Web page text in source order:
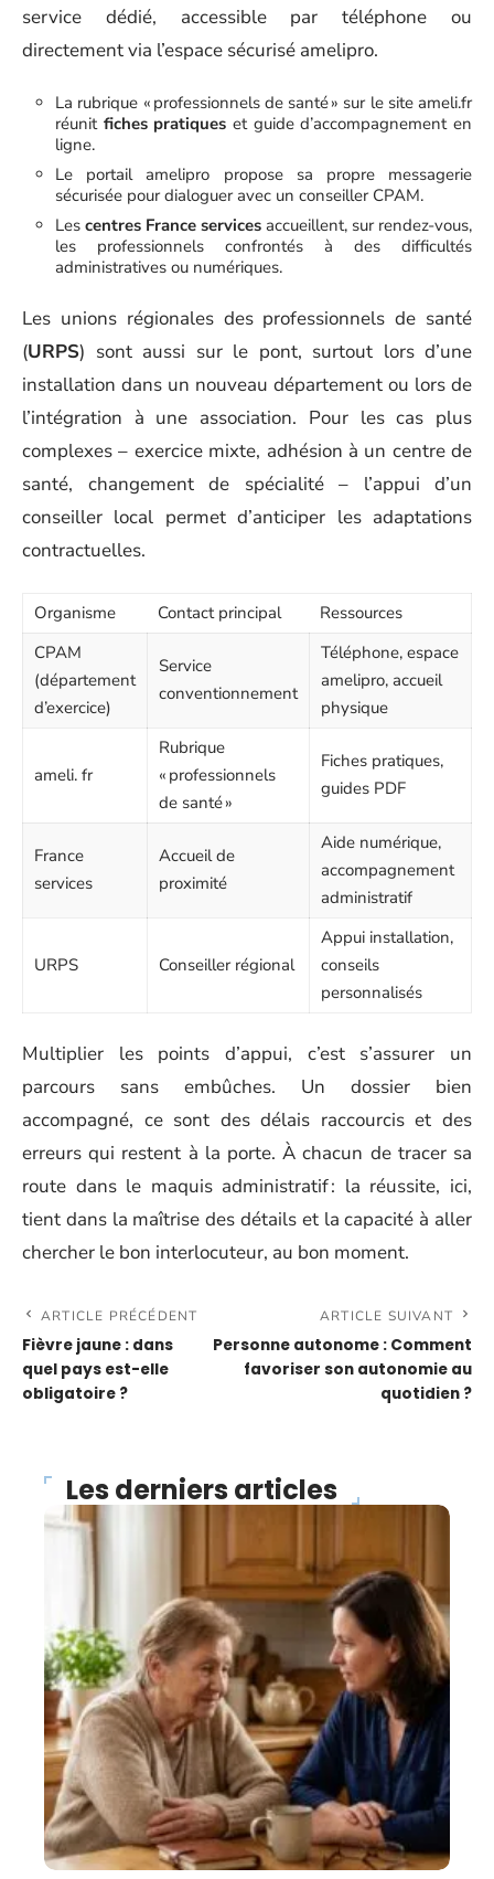
service dédié, accessible par téléphone ou
directement via l’espace sécurisé amelipro.
La rubrique « professionnels de santé » sur le site ameli.fr
réunit fiches pratiques et guide d’accompagnement en
ligne.
Le portail amelipro propose sa propre messagerie
sécurisée pour dialoguer avec un conseiller CPAM.
Les centres France services accueillent, sur rendez-vous,
les professionnels confrontés à des difficultés
administratives ou numériques.
Les unions régionales des professionnels de santé
(URPS) sont aussi sur le pont, surtout lors d’une
installation dans un nouveau département ou lors de
l’intégration à une association. Pour les cas plus
complexes – exercice mixte, adhésion à un centre de
santé, changement de spécialité – l’appui d’un
conseiller local permet d’anticiper les adaptations
contractuelles.
Organisme Contact principal
Ressources
CPAM
(département
d’exercice)
Service
conventionnement
Téléphone, espace
amelipro, accueil
physique
ameli. fr
Rubrique
« professionnels
de santé »
Fiches pratiques,
guides PDF
France
services
Accueil de
proximité
Aide numérique,
accompagnement
administratif
URPS Conseiller régional
Appui installation,
conseils
personnalisés
Multiplier les points d’appui, c’est s’assurer un
parcours sans embûches. Un dossier bien
accompagné, ce sont des délais raccourcis et des
erreurs qui restent à la porte. À chacun de tracer sa
route dans le maquis administratif : la réussite, ici,
tient dans la maîtrise des détails et la capacité à aller
chercher le bon interlocuteur, au bon moment.
ARTICLE PRÉCÉDENT
Fièvre jaune : dans
quel pays est-elle
obligatoire ?
ARTICLE SUIVANT
Personne autonome : Comment
favoriser son autonomie au
quotidien ?
Les derniers articles